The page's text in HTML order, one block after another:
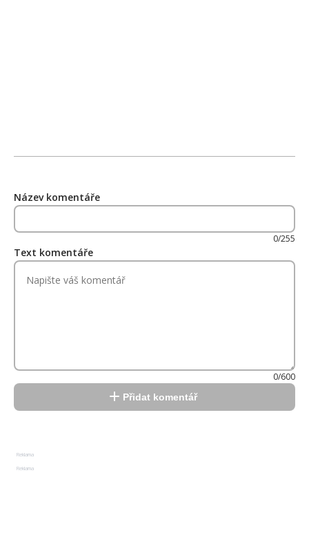
Název komentáře
0/255
Text komentáře
0/600
Přidat komentář
Reklama
Reklama